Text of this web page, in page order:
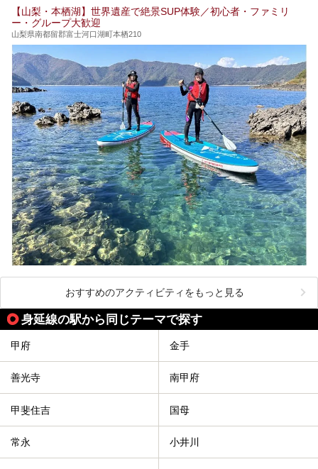
【山梨・本栖湖】世界遺産で絶景SUP体験／初心者・ファミリ
ー・グループ大歓迎
山梨県南都留郡富士河口湖町本栖210
おすすめのアクティビティをもっと見る
身延線の駅から同じテーマで探す
甲府 金手
善光寺 南甲府
甲斐住吉 国母
常永 小井川